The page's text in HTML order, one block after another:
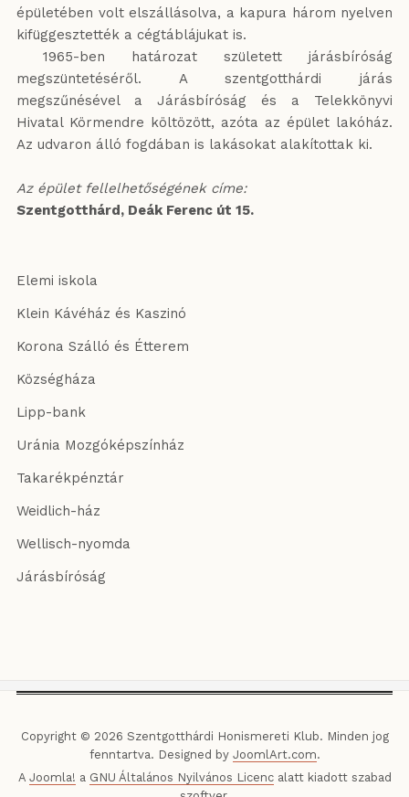
épületében volt elszállásolva, a kapura három nyelven
kifüggesztették a cégtáblájukat is.
1965-ben határozat született járásbíróság
megszüntetéséről. A szentgotthárdi járás
megszűnésével a Járásbíróság és a Telekkönyvi
Hivatal Körmendre költözött, azóta az épület lakóház.
Az udvaron álló fogdában is lakásokat alakítottak ki.
Az épület fellelhetőségének címe:
Szentgotthárd, Deák Ferenc út 15.
Elemi iskola
Klein Kávéház és Kaszinó
Korona Szálló és Étterem
Községháza
Lipp-bank
Uránia Mozgóképszínház
Takarékpénztár
Weidlich-ház
Wellisch-nyomda
Járásbíróság
Copyright © 2026 Szentgotthárdi Honismereti Klub. Minden jog
fenntartva. Designed by JoomlArt.com.
A Joomla! a GNU Általános Nyilvános Licencalatt kiadott szabad